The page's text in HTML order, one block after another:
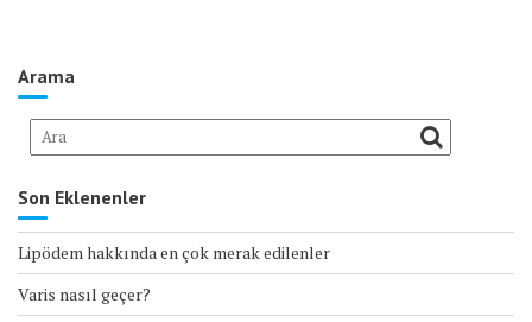
Arama
Son Eklenenler
Lipödem hakkında en çok merak edilenler
Varis nasıl geçer?